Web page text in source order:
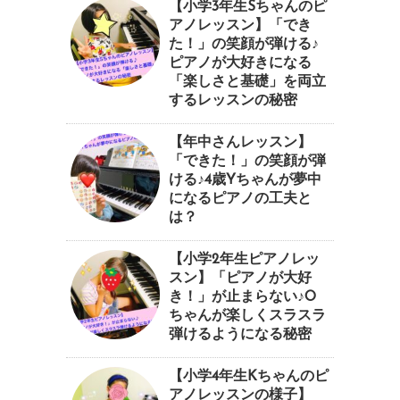
【小学3年生Sちゃんのピ
アノレッスン】「でき
た！」の笑顔が弾ける♪
ピアノが大好きになる
「楽しさと基礎」を両立
するレッスンの秘密
【年中さんレッスン】
「できた！」の笑顔が弾
ける♪4歳Yちゃんが夢中
になるピアノの工夫と
は？
【小学2年生ピアノレッ
スン】「ピアノが大好
き！」が止まらない♪O
ちゃんが楽しくスラスラ
弾けるようになる秘密
【小学4年生Kちゃんのピ
アノレッスンの様子】